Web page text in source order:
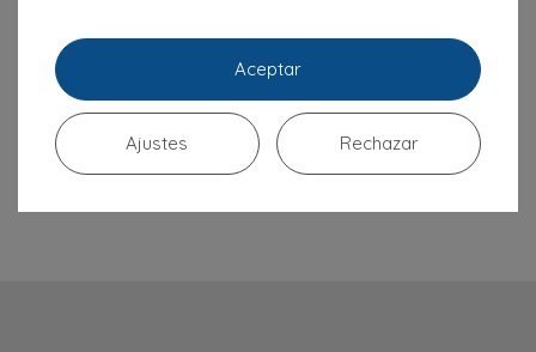
preparados para
diagnosticar y tratar la
gingivitis de manera
precisa y eficaz
adaptándonos a lo que
Aceptar
Rechazar
Ajustes